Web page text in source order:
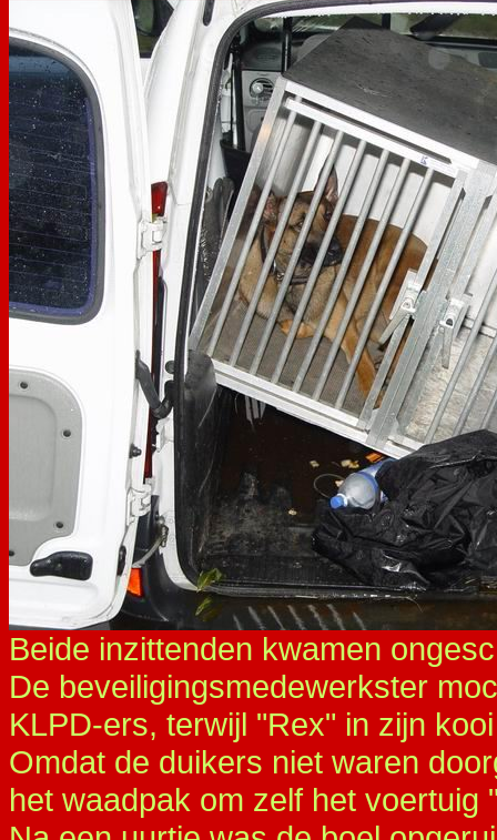
Beide inzittenden kwamen
De beveiligingsmedewerkster
KLPD-ers, terwijl "Rex" in zijn
Omdat de duikers niet waren
het waadpak om zelf het voertuig